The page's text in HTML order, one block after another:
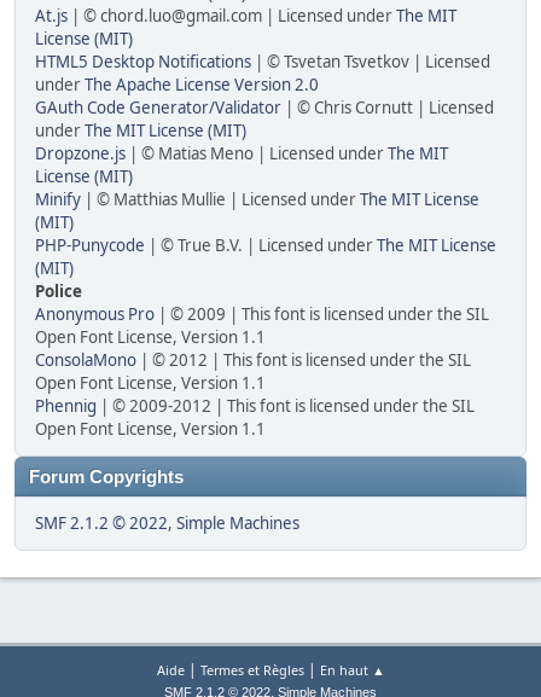
At.js | © chord.luo@gmail.com | Licensed underThe MIT
License (MIT)
HTML5 Desktop Notifications | © Tsvetan Tsvetkov | Licensed
underThe Apache License Version 2.0
GAuth Code Generator/Validator | © Chris Cornutt | Licensed
underThe MIT License (MIT)
Dropzone.js | © Matias Meno | Licensed underThe MIT
License (MIT)
Minify | © Matthias Mullie | Licensed underThe MIT License
(MIT)
PHP-Punycode | © True B.V. | Licensed underThe MIT License
(MIT)
Police
Anonymous Pro | © 2009 | This font is licensed under the SIL
Open Font License, Version 1.1
ConsolaMono | © 2012 | This font is licensed under the SIL
Open Font License, Version 1.1
Phennig | © 2009-2012 | This font is licensed under the SIL
Open Font License, Version 1.1
Forum Copyrights
SMF 2.1.2 © 2022, Simple Machines
Aide| Termes et Règles| En haut ▲
SMF 2.1.2 © 2022, Simple Machines